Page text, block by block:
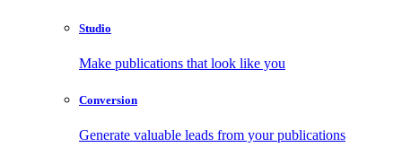
Studio
Make publications that look like you
Conversion
Generate valuable leads from your publications